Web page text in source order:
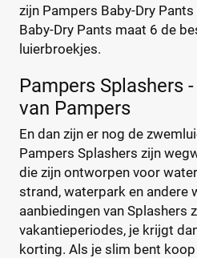
zijn Pampers Baby-Dry
Baby-Dry Pants maat 6 de
luierbroekjes.
Pampers Splashers
van Pampers
En dan zijn er nog de
Pampers Splashers zijn
die zijn ontworpen voor
strand, waterpark en andere
aanbiedingen van Splashers
vakantieperiodes, je krijgt
korting. Als je slim bent